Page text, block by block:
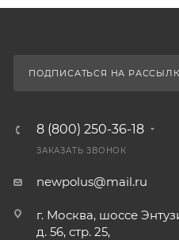
ПОДПИСАТЬСЯ НА
8 (800) 250-36-18
ЗАКАЗАТЬ ЗВОНОК
newpolus@mail.ru
г. Москва, шоссе
д. 56, стр. 25,